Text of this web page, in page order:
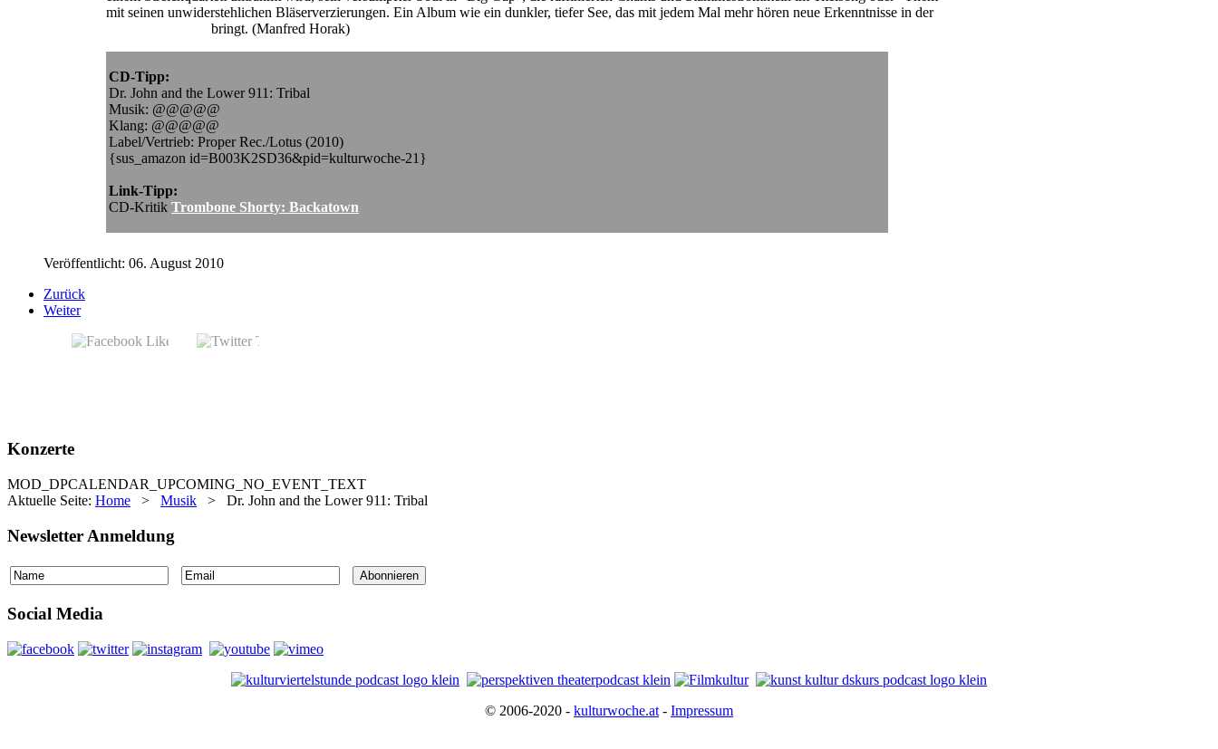
mit seinen unwiderstehlichen Bläserverzierungen. Ein Album wie ein dunkler, tiefer See, das mit jedem Mal mehr hören neue Erkenntnisse in der
bringt. (Manfred Horak)
CD-Tipp:
Dr. John and the Lower 911: Tribal
Musik: @@@@@
Klang: @@@@@
Label/Vertrieb: Proper Rec./Lotus (2010)
{sus_amazon id=B003K2SD36&pid=kulturwoche-21}
Link-Tipp:
CD-Kritik Trombone Shorty: Backatown
Veröffentlicht: 06. August 2010
Zurück
Weiter
Konzerte
MOD_DPCALENDAR_UPCOMING_NO_EVENT_TEXT
Aktuelle Seite: Home > Musik > Dr. John and the Lower 911: Tribal
Newsletter Anmeldung
Social Media
© 2006-2020 - kulturwoche.at - Impressum